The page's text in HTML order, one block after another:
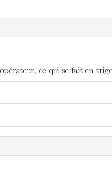
ce qui se fait en